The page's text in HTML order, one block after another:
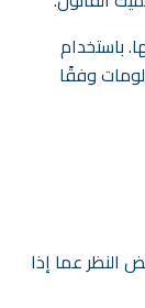
باستخدام
وفقًا
النظر عما إذا